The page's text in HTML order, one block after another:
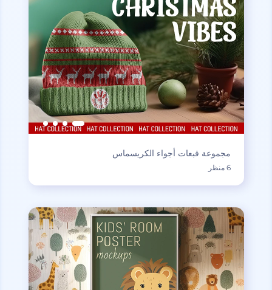
مجموعة قبعات أجواء الكريسماس
6 منظر